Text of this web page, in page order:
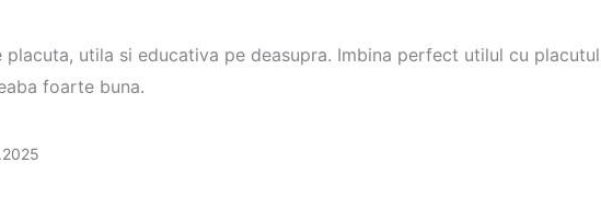
utila si educativa pe deasupra. Imbina perfect utilul cu
foarte buna.